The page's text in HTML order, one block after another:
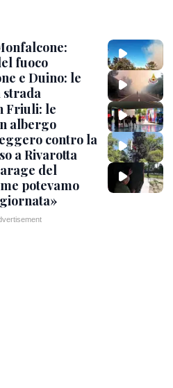
fuoco
e Duino: le
strada
Friuli: le
albergo
contro la
a Rivarotta
del
potevamo